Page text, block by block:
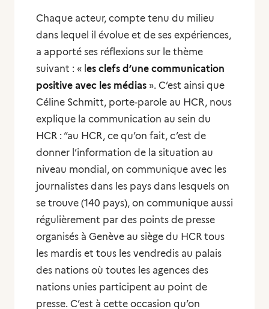
Chaque acteur, compte tenu du milieu
dans lequel il évolue et de ses expériences,
a apporté ses réflexions sur le thème
suivant : « l es clefs d’une communication
positive avec les médias ». C’est ainsi que
Céline Schmitt, porte-parole au HCR, nous
explique la communication au sein du
HCR : “au HCR, ce qu’on fait, c’est de
donner l’information de la situation au
niveau mondial, on communique avec les
journalistes dans les pays dans lesquels on
se trouve (140 pays), on communique aussi
régulièrement par des points de presse
organisés à Genève au siège du HCR tous
les mardis et tous les vendredis au palais
des nations où toutes les agences des
nations unies participent au point de
presse. C’est à cette occasion qu’on